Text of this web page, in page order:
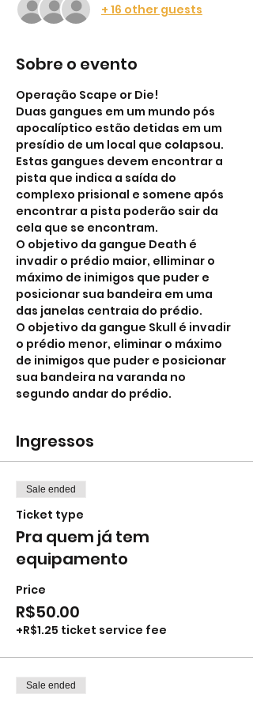
+ 16 other guests
Sobre o evento
Operação Scape or Die!
Duas gangues em um mundo pós
apocalíptico estão detidas em um
presídio de um local que colapsou.
Estas gangues devem encontrar a
pista que indica a saída do
complexo prisional e somene após
encontrar a pista poderão sair da
cela que se encontram.
O objetivo da gangue Death é
invadir o prédio maior, elliminar o
máximo de inimigos que puder e
posicionar sua bandeira em uma
das janelas centraia do prédio.
O objetivo da gangue Skull é invadir
o prédio menor, eliminar o máximo
de inimigos que puder e posicionar
sua bandeira na varanda no
segundo andar do prédio.
Ingressos
Sale ended
Ticket type
Pra quem já tem
equipamento
Price
R$50.00
+R$1.25 ticket service fee
Sale ended